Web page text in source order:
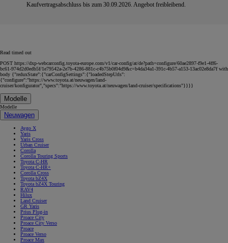
Kaufvertragsabschluss bis zum 30.09.2026. Angebot freibleibend.
Read timed out
POST https://dxp-webcarconfig.toyota-europe.com/v1/car-config/at/de?path=configure/60ae2897-f9e1-4ff6-
bc61-974d2d0edb5f/1e79542a-2e7b-4286-881c-c4b75b0f04d9&c=b4da34a1-391c-4b57-a153-13ac02e8da7f with
body {"reduxState":{"carConfigSettings":{"loadedStepUrls":
{"configure":"https://www.toyota.at/neuwagen/land-
cruiser/konfigurator","specs":"https://www.toyota.at/neuwagen/land-cruiser/specifications"}}}}
Modelle
Modelle
Neuwagen
Aygo X
Yaris
Yaris Cross
Urban Cruiser
Corolla
Corolla Touring Sports
Toyota C-HR
Toyota C-HR+
Corolla Cross
Toyota bZ4X
Toyota bZ4X Touring
RAV4
Hilux
Land Cruiser
GR Yaris
Prius Plug-in
Proace City
Proace City Verso
Proace
Proace Verso
Proace Max